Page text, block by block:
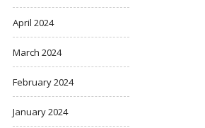
April 2024
March 2024
February 2024
January 2024